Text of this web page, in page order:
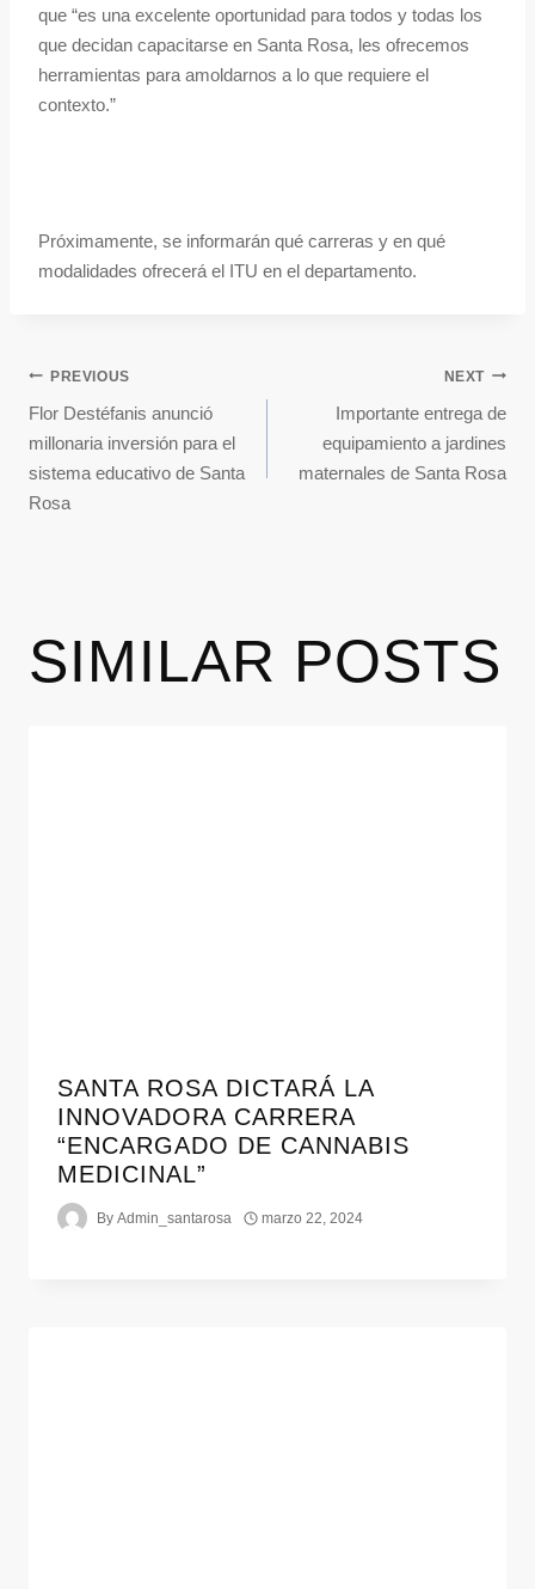
que “es una excelente oportunidad para todos y todas los
que decidan capacitarse en Santa Rosa, les ofrecemos
herramientas para amoldarnos a lo que requiere el
contexto.”
Próximamente, se informarán qué carreras y en qué
modalidades ofrecerá el ITU en el departamento.
PREVIOUS
Flor Destéfanis anunció
millonaria inversión para el
sistema educativo de Santa
Rosa
NEXT
Importante entrega de
equipamiento a jardines
maternales de Santa Rosa
SIMILAR POSTS
SANTA ROSA DICTARÁ LA
INNOVADORA CARRERA
“ENCARGADO DE CANNABIS
MEDICINAL”
By Admin_santarosa marzo 22, 2024